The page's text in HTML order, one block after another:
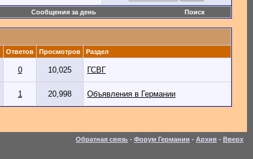
Сообщения за день Поиск
Ответов Просмотров Раздел
0 10,025 ГСВГ
1 20,998 Объявления в Германии
Обратная связь - Форум Германии - Архив - Вверх